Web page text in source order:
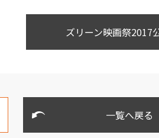
ズリーン映画祭2017
一覧へ戻る